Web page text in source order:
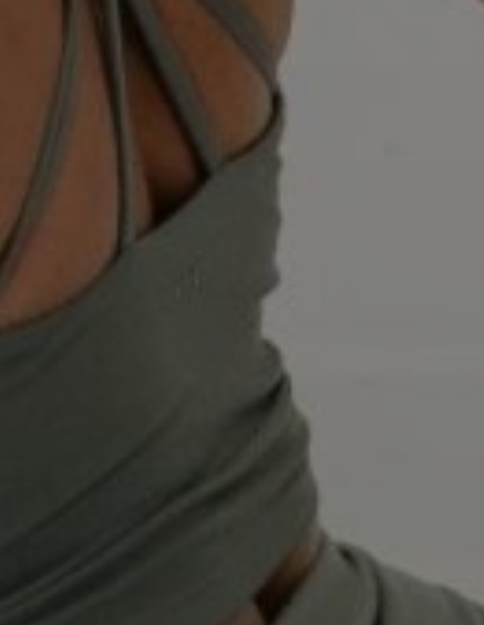
Estudio de Yoga, Pilates y Entrenamiento
VEN A PROBAR NUESTRAS CLASES